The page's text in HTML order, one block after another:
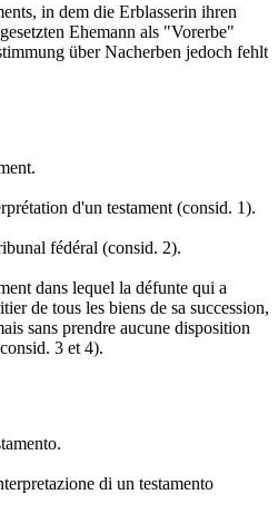
in dem die Erblasserin ihren
Ehemann als "Vorerbe"
über Nacherben jedoch fehlt
d'un testament (consid. 1).
fédéral (consid. 2).
dans lequel la défunte qui a
de tous les biens de sa succession,
sans prendre aucune disposition
3 et 4).
di un testamento